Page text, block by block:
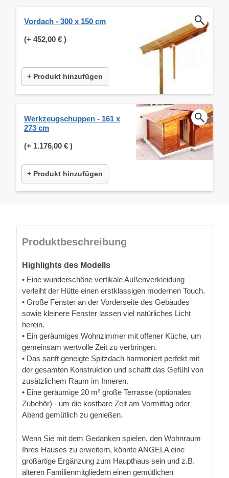
Vordach - 300 x 150 cm
(+ 452,00 € )
+ Produkt hinzufügen
Werkzeugschuppen - 161 x
273 cm
(+ 1.176,00 € )
+ Produkt hinzufügen
Produktbeschreibung
Highlights des Modells
• Eine wunderschöne vertikale Außenverkleidung
verleiht der Hütte einen erstklassigen modernen Touch.
• Große Fenster an der Vorderseite des Gebäudes
sowie kleinere Fenster lassen viel natürliches Licht
herein.
• Ein geräumiges Wohnzimmer mit offener Küche, um
gemeinsam wertvolle Zeit zu verbringen.
• Das sanft geneigte Spitzdach harmoniert perfekt mit
der gesamten Konstruktion und schafft das Gefühl von
zusätzlichem Raum im Inneren.
• Eine geräumige 20 m² große Terrasse (optionales
Zubehör) - um die kostbare Zeit am Vormittag oder
Abend gemütlich zu genießen.
Wenn Sie mit dem Gedanken spielen, den Wohnraum
Ihres Hauses zu erweitern, könnte ANGELA eine
großartige Ergänzung zum Haupthaus sein und z.B.
älteren Familienmitgliedern einen gemütlichen